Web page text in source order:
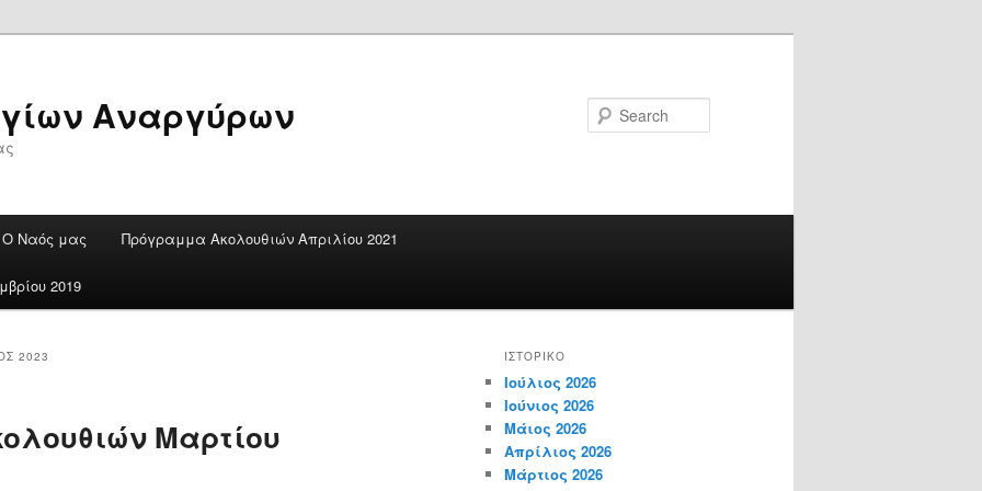
Αναργύρων
Ο Ναός μας Πρόγραμμα Ακολουθιών Απριλίου 2021
2019
2023
Μαρτίου
ΙΣΤΟΡΙΚΌ
Ιούλιος 2026
Ιούνιος 2026
Μάιος 2026
Απρίλιος 2026
Μάρτιος 2026